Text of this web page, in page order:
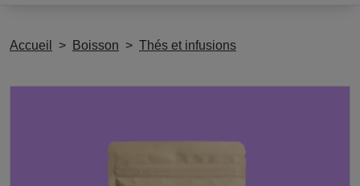
Accueil Boisson Thés et infusions